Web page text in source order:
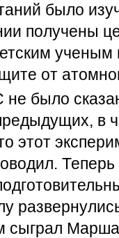
было
получены
от
было
в
этот
сыграл